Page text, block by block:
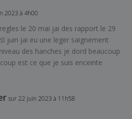
2023 à 4h00
le 20 mai jai des rapport le 29
juin jai eu une leger saignement
des hanches je dord beaucoup
est ce que je suis enceinte
sur 22 juin 2023 à 11h58